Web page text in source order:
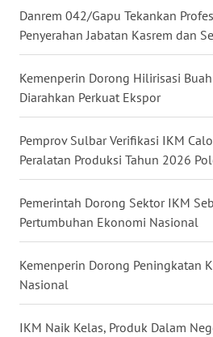
Danrem 042/Gapu Tekankan
Penyerahan Jabatan Kasrem dan
Kemenperin Dorong Hilirisasi
Diarahkan Perkuat Ekspor
Pemprov Sulbar Verifikasi IKM
Peralatan Produksi Tahun 2026
Pemerintah Dorong Sektor IKM
Pertumbuhan Ekonomi Nasional
Kemenperin Dorong Peningkatan
Nasional
IKM Naik Kelas, Produk Dalam
KALSEL
WN
WN
WN
MALUKU